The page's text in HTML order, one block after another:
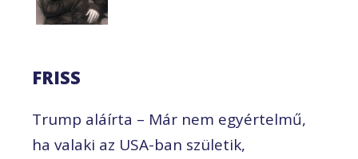
FRISS
Trump aláírta – Már nem egyértelmű,
ha valaki az USA-ban születik,